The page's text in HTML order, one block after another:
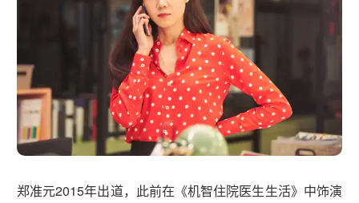
郑准元2015年出道，此前在《机智住院医生生活》中饰演